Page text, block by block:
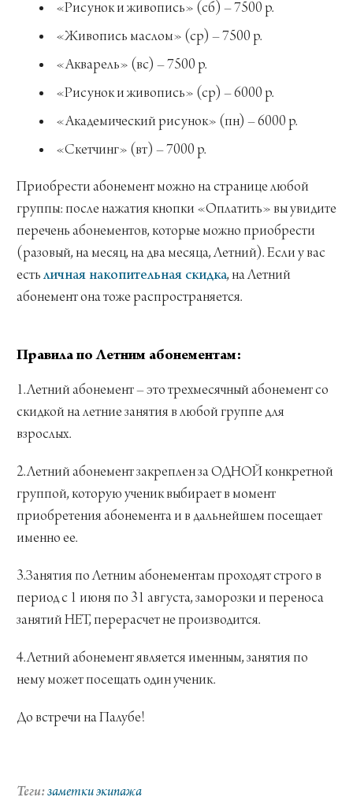
«Рисунок и живопись» (сб) – 7500 р.
«Живопись маслом» (ср) – 7500 р.
«Акварель» (вс) – 7500 р.
«Рисунок и живопись» (ср) – 6000 р.
«Академический рисунок» (пн) – 6000 р.
«Скетчинг» (вт) – 7000 р.
Приобрести абонемент можно на странице любой
группы: после нажатия кнопки «Оплатить» вы увидите
перечень абонементов, которые можно приобрести
(разовый, на месяц, на два месяца, Летний). Если у вас
естьличная накопительная скидка, на Летний
абонемент она тоже распространяется.
Правила по Летним абонементам:
1.Летний абонемент – это трехмесячный абонемент со
скидкой на летние занятия в любой группе для
взрослых.
2.Летний абонемент закреплен за ОДНОЙ конкретной
группой, которую ученик выбирает в момент
приобретения абонемента и в дальнейшем посещает
именно ее.
3.Занятия по Летним абонементам проходят строго в
период с 1 июня по 31 августа, заморозки и переноса
занятий НЕТ, перерасчет не производится.
4.Летний абонемент является именным, занятия по
нему может посещать один ученик.
До встречи на Палубе!
заметки экипажа